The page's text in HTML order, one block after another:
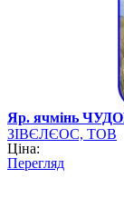
Яр. ячмінь
ЗІВЄЛЄОС, ТОВ
Ціна:
Перегляд